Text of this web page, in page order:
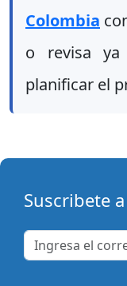
Colombia
o revisa
planificar el
Suscribete